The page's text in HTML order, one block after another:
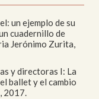
un ejemplo de su
cuadernillo de
Jerónimo Zurita,
y directoras I: La
ballet y el cambio
2017.